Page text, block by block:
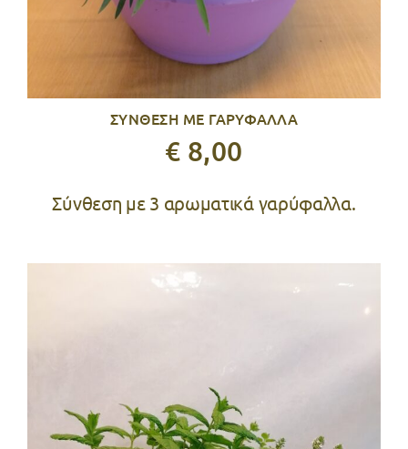
ΣΥΝΘΕΣΗ ΜΕ ΓΑΡΥΦΑΛΛΑ
€ 8,00
Σύνθεση με 3 αρωματικά γαρύφαλλα.